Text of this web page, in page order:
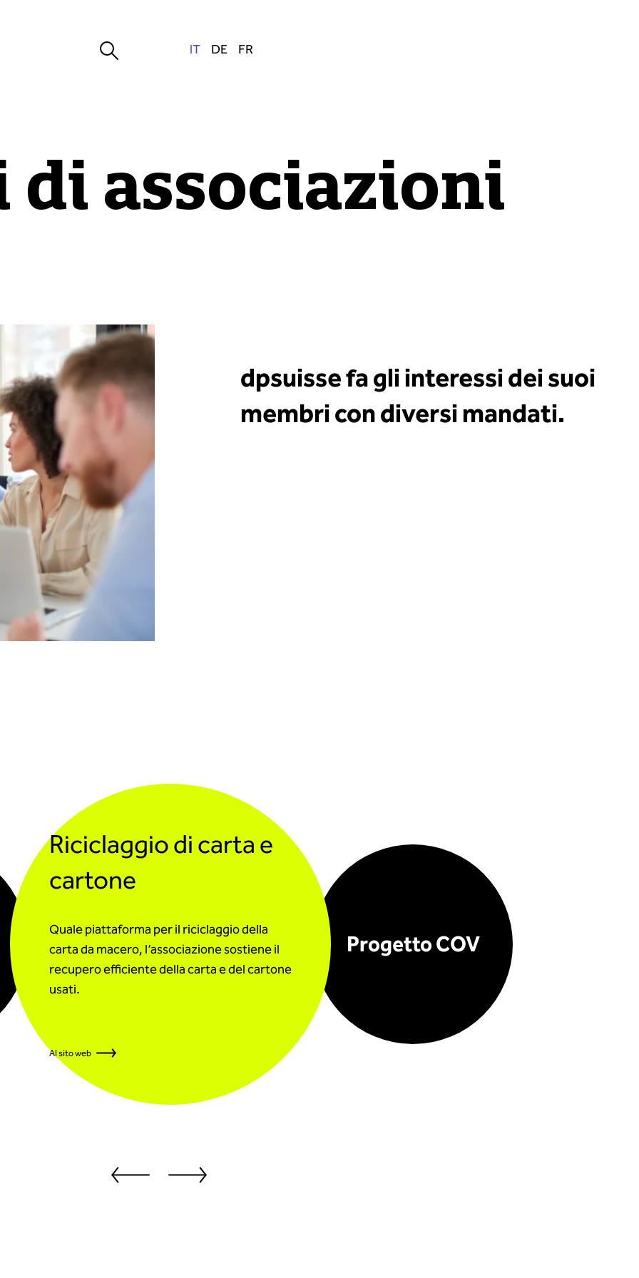
associazioni
dpsuisse fa gli interessi dei suoi
membri con diversi mandati.
Riciclaggio di carta e
cartone
Quale piattaforma per il riciclaggio della
carta da macero, l’associazione sostiene il
recupero efficiente della carta e del cartone
usati.
Al sito web
Progetto COV